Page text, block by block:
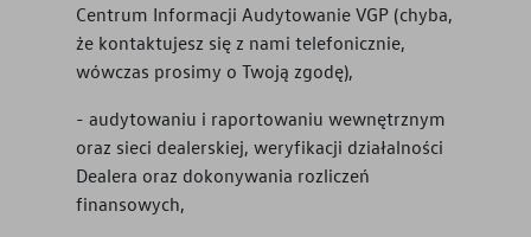
Centrum Informacji Audytowanie VGP (chyba,
że kontaktujesz się z nami telefonicznie,
wówczas prosimy o Twoją zgodę),
- audytowaniu i raportowaniu wewnętrznym
oraz sieci dealerskiej, weryfikacji działalności
Dealera oraz dokonywania rozliczeń
finansowych,